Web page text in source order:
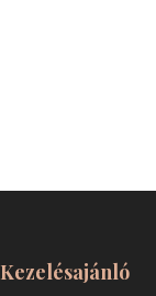
Kezelésajánló